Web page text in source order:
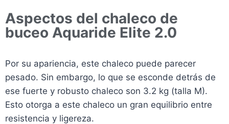
Aspectos del chaleco de
buceo Aquaride Elite 2.0
Por su apariencia, este chaleco puede parecer
pesado. Sin embargo, lo que se esconde detrás de
ese fuerte y robusto chaleco son 3.2 kg (talla M).
Esto otorga a este chaleco un gran equilibrio entre
resistencia y ligereza.